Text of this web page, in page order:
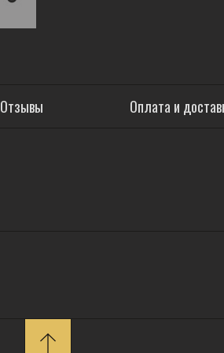
Отзывы Оплата и